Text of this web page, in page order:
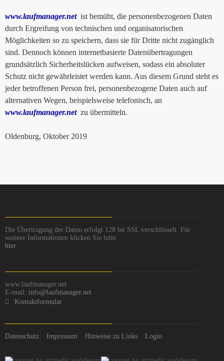
www.laufmanager.netist bemüht, die personenbezogenen Daten
durch Ergreifung von technischen und organisatorischen
Möglichkeiten so zu speichern, dass sie für Dritte nicht zugänglich
sind. Dennoch können internetbasierte Datenübertragungen
grundsätzlich Sicherheitslücken aufweisen, sodass ein absoluter
Schutz nicht gewährleistet werden kann. Aus diesem Grund steht es
jeder betroffenen Person frei, personenbezogene Daten auch auf
alternativen Wegen, beispielsweise telefonisch, an
www.laufmanager.netzu übermitteln.
Oldenburg, Oktober 2019
Die Übertragung der Daten erfolgt 128 bit SSL verschlüsselt. Für
weitere Informationen klicken Sie bitte
hier
www.laufmanager.net
E-mail: info@laufmanager.net
Kontaktformular
Datenschutz Impressum Hinweise zu Links Login